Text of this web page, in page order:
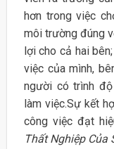
hơn trong việc
môi trường đúng
lợi cho cả hai
việc của mình,
người có trình
làm việc.Sự kết
công việc đạt
Thất Nghiệp Của